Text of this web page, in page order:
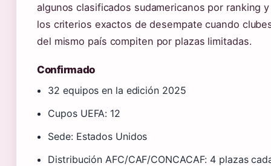
algunos clasificados sudamericanos por ranking y
los criterios exactos de desempate cuando
del mismo país compiten por plazas limitadas.
Confirmado
32 equipos en la edición 2025
Cupos UEFA: 12
Sede: Estados Unidos
Distribución AFC/CAF/CONCACAF: 4 plazas